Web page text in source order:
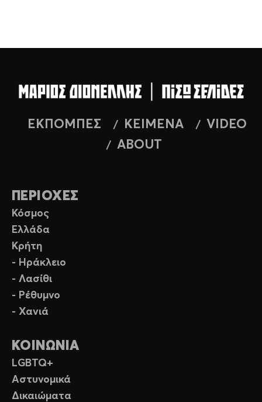
ΕΚΠΟΜΠΕΣ ΚΕΙΜΕΝΑ
VIDEO
ABOUT
ΠΕΡΙΟΧΕΣ
Κόσμος
Ελλάδα
Κρήτη
- Ηράκλειο
- Λασίθι
- Ρέθυμνο
- Χανιά
ΚΟΙΝΩΝΙΑ
LGBTQ+
Αστυνομικά
Δικαιώματα